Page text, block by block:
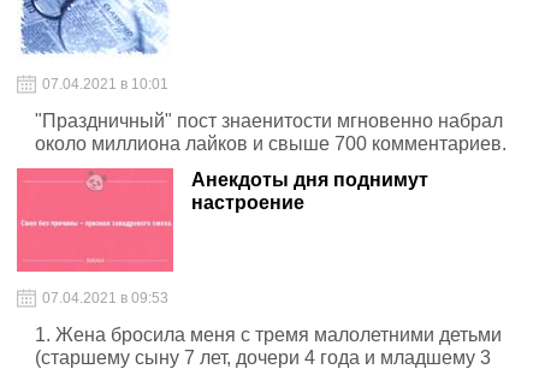
07.04.2021 в 10:01
"Праздничный" пост знаенитости мгновенно набрал
около миллиона лайков и свыше 700 комментариев.
Анекдоты дня поднимут
настроение
07.04.2021 в 09:53
1. Жена бросила меня с тремя малолетними детьми
(старшему сыну 7 лет, дочери 4 года и младшему 3